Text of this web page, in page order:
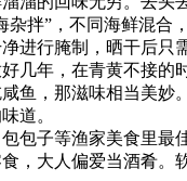
拌”，不同海鲜混
进行腌制，晒干后
几年，在青黄不接的
鱼，那滋味相当美
道。
包子等渔家美食里
，大人偏爱当酒肴。